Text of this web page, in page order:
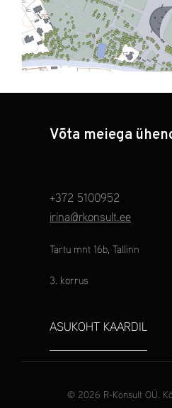
Võta meiega
+372 5100952
irina@rkonsult.ee
Tartu mnt 16b, Tallinn
3. korrus
ASUKOHT KAARDIL
© 2026 R-Konsult OÜ.